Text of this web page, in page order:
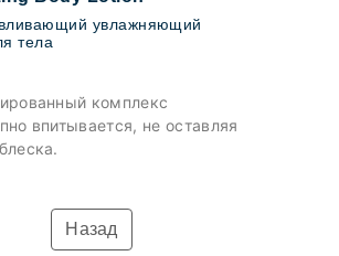
увлажняющий
тела
комплекс
впитывается, не оставляя
Назад